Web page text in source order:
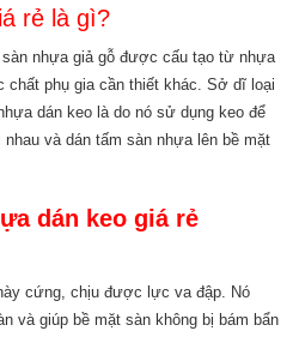
rẻ là gì?
sàn nhựa giả gỗ được cấu tạo từ nhựa
chất phụ gia cần thiết khác. Sở dĩ loại
dán keo là do nó sử dụng keo để
và dán tấm sàn nhựa lên bề mặt
dán keo giá rẻ
cứng, chịu được lực va đập. Nó
và giúp bề mặt sàn không bị bám bẩn